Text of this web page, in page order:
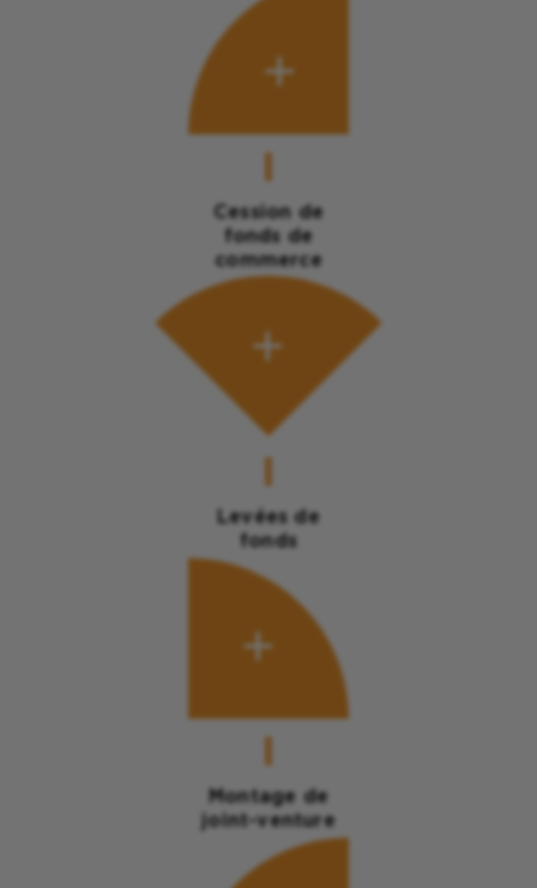
Cession de
fonds de
commerce
Levées de
fonds
Montage de
joint-venture